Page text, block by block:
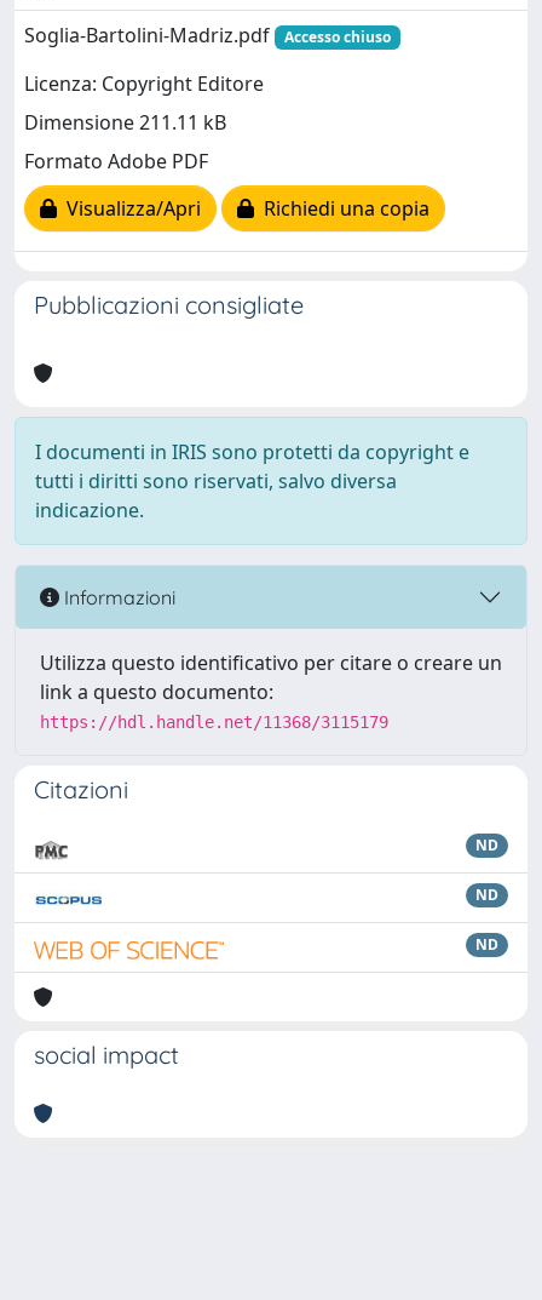
Soglia-Bartolini-Madriz.pdf
Accesso chiuso
Licenza: Copyright Editore
Dimensione 211.11 kB
Formato Adobe PDF
Visualizza/Apri
Richiedi una copia
Pubblicazioni consigliate
I documenti in IRIS sono protetti da copyright e
tutti i diritti sono riservati, salvo diversa
indicazione.
Informazioni
Utilizza questo identificativo per citare o creare un
link a questo documento:
https://hdl.handle.net/11368/3115179
Citazioni
ND
ND
ND
social impact